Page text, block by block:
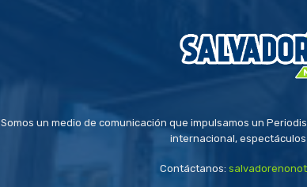
Somos un medio de comunicación que impulsamos un
internacional, espectáculos
Contáctanos: